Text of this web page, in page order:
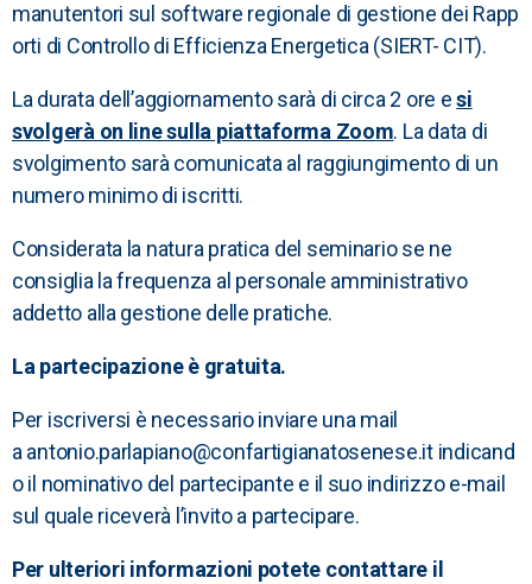
manutentori sul software regionale di gestione dei Rapp
orti di Controllo di Efficienza Energetica (SIERT- CIT).
La durata dell’aggiornamento sarà di circa 2 ore esi
svolgerà on line sulla piattaforma Zoom. La data di
svolgimento sarà comunicata al raggiungimento di un
numero minimo di iscritti.
Considerata la natura pratica del seminario se ne
consiglia la frequenza al personale amministrativo
addetto alla gestione delle pratiche.
La partecipazione è gratuita.
Per iscriversi è necessario inviare una mail
aantonio.parlapiano@confartigianatosenese.itindicand
o il nominativo del partecipante e il suo indirizzo e-mail
sul quale riceverà l’invito a partecipare.
Per ulteriori informazioni potete contattare il